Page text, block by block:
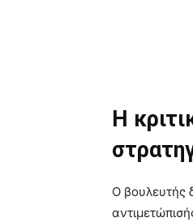
Η
Ο βουλευτής